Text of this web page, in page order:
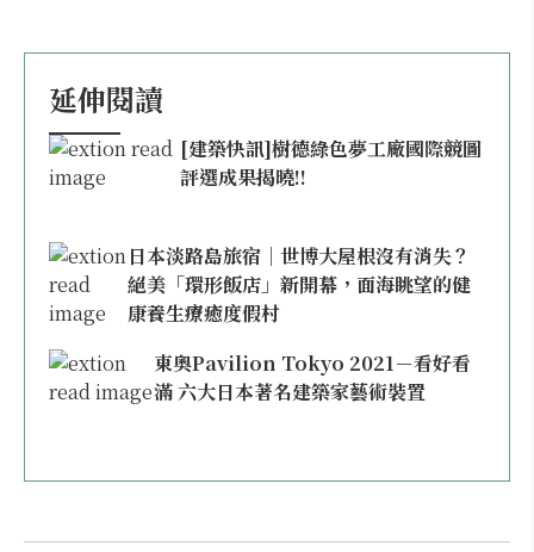
延伸閱讀
[建築快訊]樹德綠色夢工廠國際競圖
評選成果揭曉!!
日本淡路島旅宿｜世博大屋根沒有消失？
絕美「環形飯店」新開幕，面海眺望的健
康養生療癒度假村
東奧Pavilion Tokyo 2021－看好看
滿 六大日本著名建築家藝術裝置